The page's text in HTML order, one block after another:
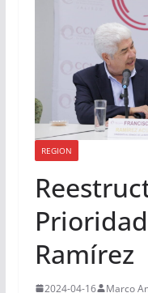
REGION
Ramírez
2024-04-16 Marco